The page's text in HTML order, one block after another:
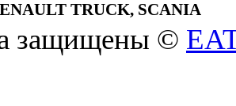
TRUCK, SCANIA
защищены ©